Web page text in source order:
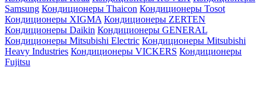
Samsung Кондиционеры Thaicon Кондиционеры Tosot
Кондиционеры XIGMA Кондиционеры ZERTEN
Кондиционеры Daikin Кондиционеры GENERAL
Кондиционеры Mitsubishi Electric Кондиционеры Mitsubishi
Heavy Industries Кондиционеры VICKERS Кондиционеры
Fujitsu